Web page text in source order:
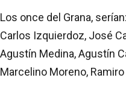
Los once del Grana,
Carlos Izquierdoz, José
Agustín Medina, Agustín
Marcelino Moreno,